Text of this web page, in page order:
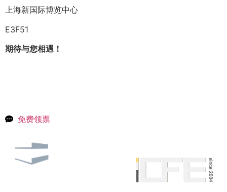
上海新国际博览中心
E3F51
期待与您相遇！
免费领票